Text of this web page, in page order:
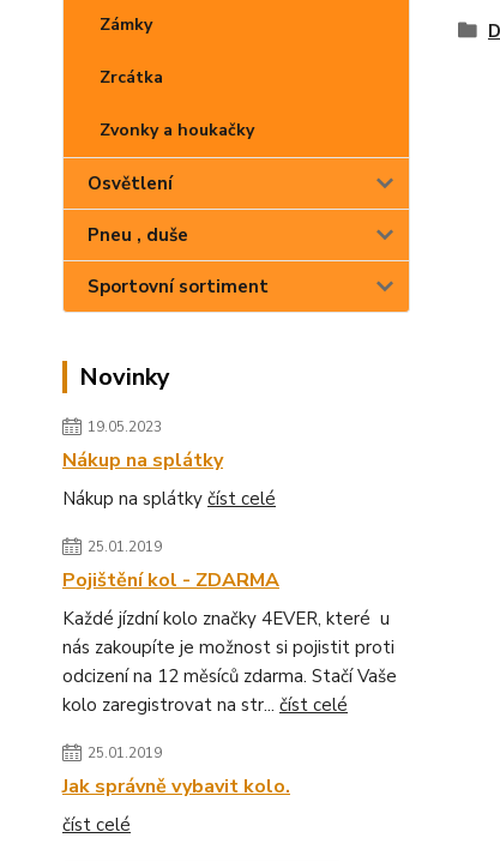
Zámky
Zrcátka
Zvonky a houkačky
Osvětlení
Pneu , duše
Sportovní sortiment
Novinky
19.05.2023
Nákup na splátky
Nákup na splátky číst celé
25.01.2019
Pojištění kol - ZDARMA
Každé jízdní kolo značky 4EVER, které u
nás zakoupíte je možnost si pojistit proti
odcizení na 12 měsíců zdarma. Stačí Vaše
kolo zaregistrovat na str... číst celé
25.01.2019
Jak správně vybavit kolo.
číst celé